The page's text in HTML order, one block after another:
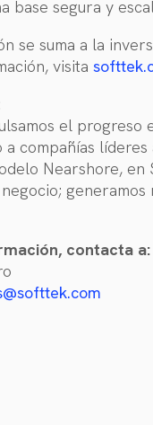
base segura y
se suma a la
visita
el progreso
a compañías
Nearshore,
contacta a: